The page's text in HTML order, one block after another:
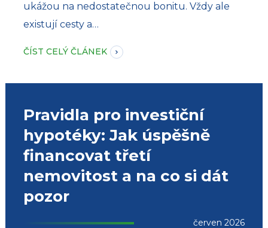
ukážou na nedostatečnou bonitu. Vždy ale
existují cesty a…
ČÍST CELÝ ČLÁNEK
Pravidla pro investiční
hypotéky: Jak úspěšně
financovat třetí
nemovitost a na co si dát
pozor
červen 2026